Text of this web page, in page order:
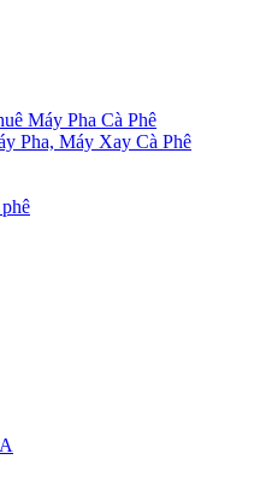
Máy Pha Cà Phê
Pha, Máy Xay Cà Phê